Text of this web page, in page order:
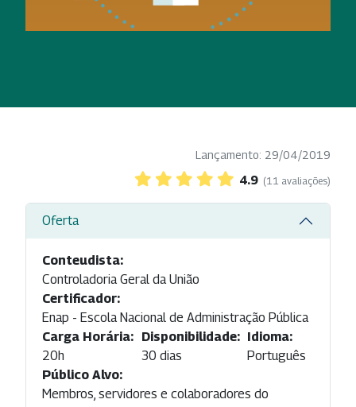
Lançamento: 29/04/2019
4.9 (11 avaliações)
Oferta
Conteudista:
Controladoria Geral da União
Certificador:
Enap - Escola Nacional de Administração Pública
Carga Horária:
20h
Disponibilidade:
30 dias
Idioma:
Português
Público Alvo:
Membros, servidores e colaboradores do